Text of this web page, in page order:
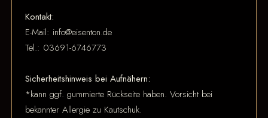
Kontakt:
E-Mail: info@eisenton.de
Tel.: 03691-6746773
Sicherheitshinweis bei Aufnähern:
*kann ggf. gummierte Rückseite haben. Vorsicht bei
bekannter Allergie zu Kautschuk.